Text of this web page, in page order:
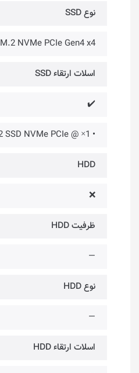
نوع SSD
M.2 NVMe PCIe Gen4 x4
اسلات ارتقاء SSD
✔️
• 1× @ M.2 SSD NVMe PCIe
HDD
❌
ظرفیت HDD
—
نوع HDD
—
اسلات ارتقاء HDD